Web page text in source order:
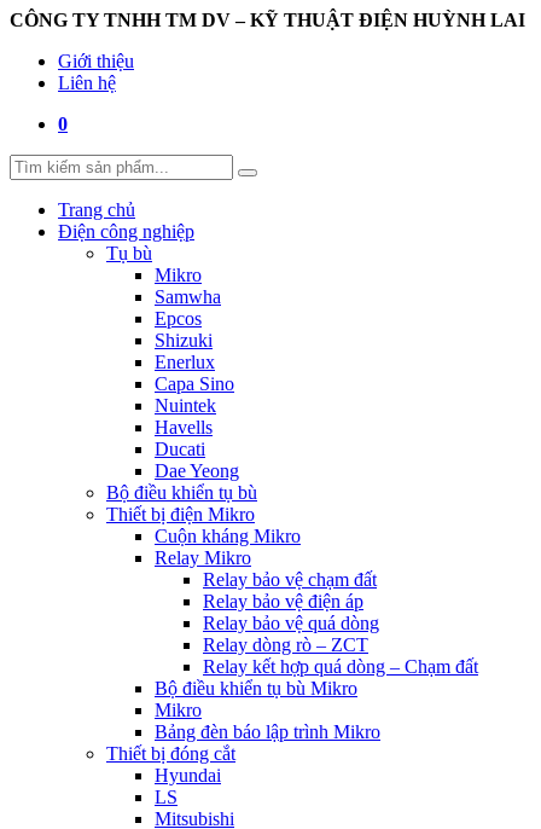
CÔNG TY TNHH TM DV – KỸ THUẬT ĐIỆN HUỲNH LAI
Giới thiệu
Liên hệ
0
Trang chủ
Điện công nghiệp
Tụ bù
Mikro
Samwha
Epcos
Shizuki
Enerlux
Capa Sino
Nuintek
Havells
Ducati
Dae Yeong
Bộ điều khiển tụ bù
Thiết bị điện Mikro
Cuộn kháng Mikro
Relay Mikro
Relay bảo vệ chạm đất
Relay bảo vệ điện áp
Relay bảo vệ quá dòng
Relay dòng rò – ZCT
Relay kết hợp quá dòng – Chạm đất
Bộ điều khiển tụ bù Mikro
Mikro
Bảng đèn báo lập trình Mikro
Thiết bị đóng cắt
Hyundai
LS
Mitsubishi